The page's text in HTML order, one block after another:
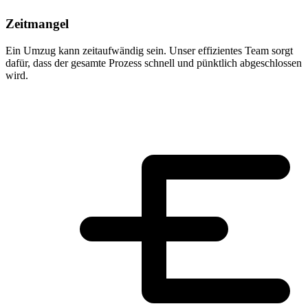
Zeitmangel
Ein Umzug kann zeitaufwändig sein. Unser effizientes Team sorgt
dafür, dass der gesamte Prozess schnell und pünktlich abgeschlossen
wird.